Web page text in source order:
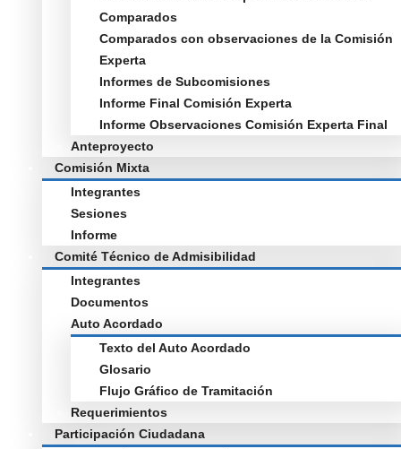
Comparados
Comparados con observaciones de la Comisión
Experta
Informes de Subcomisiones
Informe Final Comisión Experta
Informe Observaciones Comisión Experta Final
Anteproyecto
Comisión Mixta
Integrantes
Sesiones
Informe
Comité Técnico de Admisibilidad
Integrantes
Documentos
Auto Acordado
Texto del Auto Acordado
Glosario
Flujo Gráfico de Tramitación
Requerimientos
Participación Ciudadana